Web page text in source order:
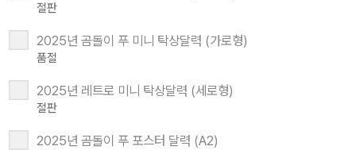
절판
2025년 곰돌이 푸 미니 탁상달력 (가로형)
품절
2025년 레트로 미니 탁상달력 (세로형)
절판
2025년 곰돌이 푸 포스터 달력 (A2)